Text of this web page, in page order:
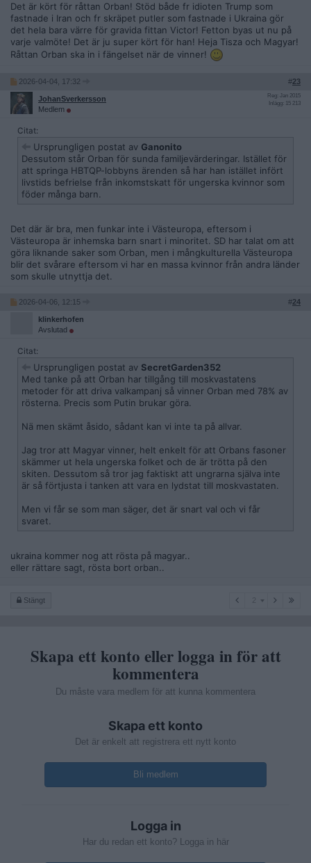
Det är kört för råttan Orban! Stöd både fr idioten Trump som
fastnade i Iran och fr skräpet putler som fastnade i Ukraina gör
det hela bara värre för gravida fittan Victor! Fetton byas ut nu på
varje valmöte! Det är ju super kört för han! Heja Tisza och Magyar!
Råttan Orban ska in i fängelset när de vinner!
2026-04-04, 17:32 #23
JohanSverkersson
Medlem
Reg: Jan 2015
Inlägg: 15 213
Citat:
Ursprungligen postat av Ganonito
Dessutom står Orban för sunda familjevärderingar. Istället för
att springa HBTQP-lobbyns ärenden så har han istället infört
livstids befrielse från inkomstskatt för ungerska kvinnor som
föder många barn.
Det där är bra, men funkar inte i Västeuropa, eftersom i
Västeuropa är inhemska barn snart i minoritet. SD har talat om att
göra liknande saker som Orban, men i mångkulturella Västeuropa
blir det svårare eftersom vi har en massa kvinnor från andra länder
som skulle utnyttja det.
2026-04-06, 12:15 #24
klinkerhofen
Avslutad
Citat:
Ursprungligen postat av SecretGarden352
Med tanke på att Orban har tillgång till moskvastatens
metoder för att driva valkampanj så vinner Orban med 78% av
rösterna. Precis som Putin brukar göra.
Nä men skämt åsido, sådant kan vi inte ta på allvar.
Jag tror att Magyar vinner, helt enkelt för att Orbans fasoner
skämmer ut hela ungerska folket och de är trötta på den
skiten. Dessutom så tror jag faktiskt att ungrarna själva inte
är så förtjusta i tanken att vara en lydstat till moskvastaten.
Men vi får se som man säger, det är snart val och vi får
svaret.
ukraina kommer nog att rösta på magyar..
eller rättare sagt, rösta bort orban..
Stängt
Skapa ett konto eller logga in för att
kommentera
Du måste vara medlem för att kunna kommentera
Skapa ett konto
Det är enkelt att registrera ett nytt konto
Bli medlem
Logga in
Har du redan ett konto? Logga in här